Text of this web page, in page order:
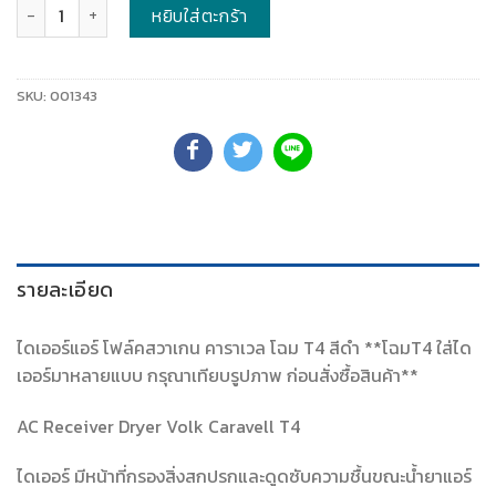
หยิบใส่ตะกร้า
SKU: 001343
รายละเอียด
ไดเออร์แอร์ โฟล์คสวาเกน คาราเวล โฉม T4 สีดำ **โฉมT4 ใส่ได
เออร์มาหลายแบบ กรุณาเทียบรูปภาพ ก่อนสั่งซื้อสินค้า**
AC Receiver Dryer Volk Caravell T4
ไดเออร์ มีหน้าที่กรองสิ่งสกปรกและดูดซับความชื้นขณะน้ำยาแอร์